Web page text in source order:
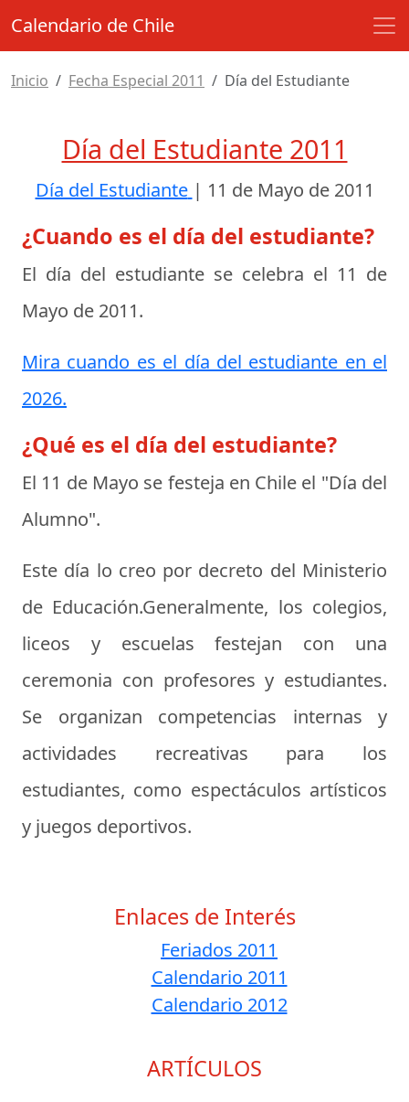
Calendario de Chile
Inicio Fecha Especial 2011 Día del Estudiante
Día del Estudiante 2011
Día del Estudiante | 11 de Mayo de 2011
¿Cuando es el día del estudiante?
El día del estudiante se celebra el 11 de
Mayo de 2011.
Mira cuando es el día del estudiante en el
2026.
¿Qué es el día del estudiante?
El 11 de Mayo se festeja en Chile el "Día del
Alumno".
Este día lo creo por decreto del Ministerio
de Educación.Generalmente, los colegios,
liceos y escuelas festejan con una
ceremonia con profesores y estudiantes.
Se organizan competencias internas y
actividades recreativas para los
estudiantes, como espectáculos artísticos
y juegos deportivos.
Enlaces de Interés
Feriados 2011
Calendario 2011
Calendario 2012
ARTÍCULOS